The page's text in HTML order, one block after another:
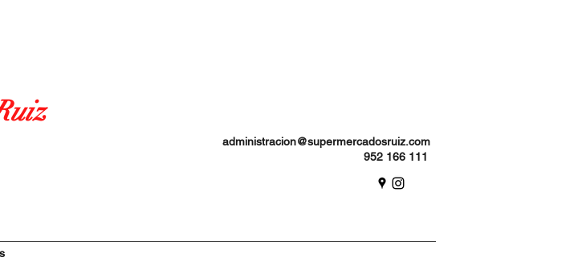
administracion@supermercadosruiz.com
952 166 111